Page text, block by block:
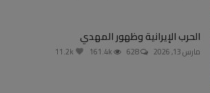
الحرب الإيرانية وظهور المهدي
مارس 13, 2026